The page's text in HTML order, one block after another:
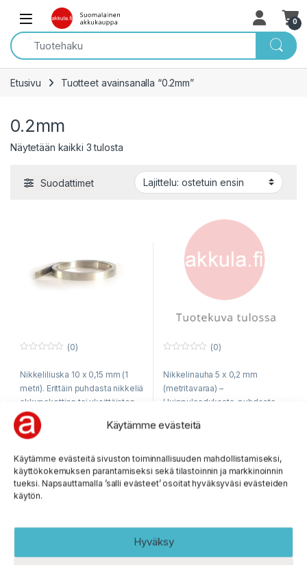
Käytämme evästeitä
Käytämme evästeitä sivuston toiminnallisuuden mahdollistamiseksi,
käyttökokemuksen parantamiseksi sekä tilastoinnin ja markkinoinnin
tueksi. Napsauttamalla ’salli evästeet’ osoitat hyväksyväsi evästeiden
käytön.
Hyväksy
Skip to navigation
Skip to content
Open 0
Etusivu Tuotteet avainsanalla “0.2mm”
0.2mm
Näytetään kaikki 3 tulostaSorted by popularity
Suodattimet
u
o
f
(0)
Nikkeliliuska 10 x 0,15 mm (1
metri). Erittäin puhdasta nikkeliä
akkupakettien tai yksittäisten
akkukennojen hitsaamiseen.
Voidaan toimittaa kirjeenä /
pikkupakettina.
92 varastossa
7,95€ sis. ALV 25,5%
u
t
o
f
(0)
Nikkelinauha 5 x 0,2 mm
(metritavaraa) –
Huippulaadukasta, puhdasta
hitsaukseen.
35 varastossa
5,50€ sis. ALV 25,5%